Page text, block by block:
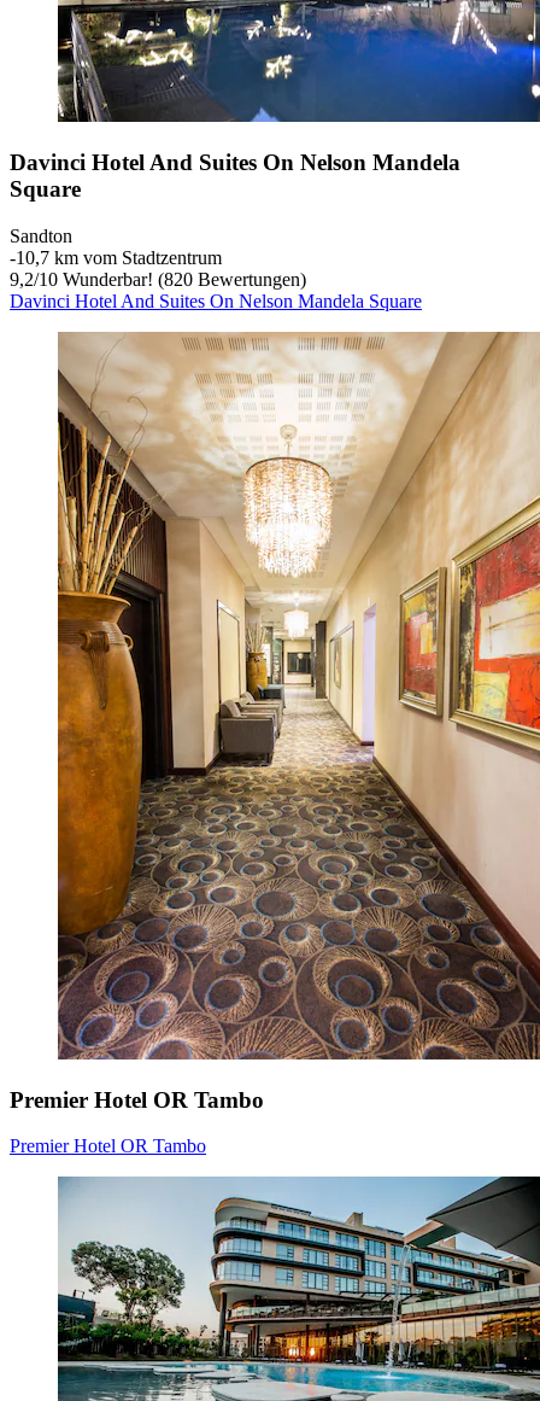
Davinci Hotel And Suites On Nelson Mandela
Square
Sandton
‐10,7 km vom Stadtzentrum
9,2/10 Wunderbar! (820 Bewertungen)
Davinci Hotel And Suites On Nelson Mandela Square
Premier Hotel OR Tambo
Premier Hotel OR Tambo